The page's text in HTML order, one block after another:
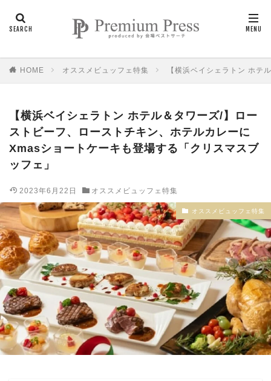
HOME オススメビュッフェ特集 【横浜ベイシェラトン ホテ
【横浜ベイシェラトン ホテル＆タワーズ/】ロー
ストビーフ、ローストチキン、ホテルカレーに
Xmasショートケーキも登場する「クリスマスブ
ッフェ」
2023年6月22日 オススメビュッフェ特集
オススメビュッフェ特集